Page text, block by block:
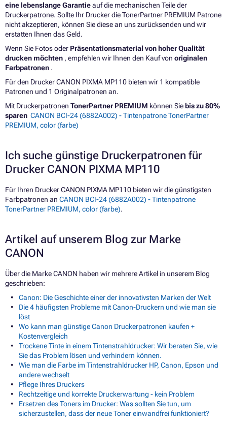
eine lebenslange Garantieauf die mechanischen Teile der
Druckerpatrone. Sollte Ihr Drucker die TonerPartner PREMIUM Patrone
nicht akzeptieren, können Sie diese an uns zurücksenden und wir
erstatten Ihnen das Geld.
Wenn Sie Fotos oder Präsentationsmaterial von hoher Qualität
drucken möchten , empfehlen wir Ihnen den Kauf von originalen
Farbpatronen .
Für den Drucker CANON PIXMA MP110 bieten wir 1 kompatible
Patronen und 1 Originalpatronen an.
Mit Druckerpatronen TonerPartner PREMIUM können Sie bis zu 80%
sparen CANON BCI-24 (6882A002) - Tintenpatrone TonerPartner
PREMIUM, color (farbe)
Ich suche günstige Druckerpatronen für
Drucker CANON PIXMA MP110
Für Ihren Drucker CANON PIXMA MP110 bieten wir die günstigsten
Farbpatronen an CANON BCI-24 (6882A002) - Tintenpatrone
TonerPartner PREMIUM, color (farbe).
Artikel auf unserem Blog zur Marke
CANON
Über die Marke CANON haben wir mehrere Artikel in unserem Blog
geschrieben:
Canon: Die Geschichte einer der innovativsten Marken der Welt
Die 4 häufigsten Probleme mit Canon-Druckern und wie man sie
löst
Wo kann man günstige Canon Druckerpatronen kaufen +
Kostenvergleich
Trockene Tinte in einem Tintenstrahldrucker: Wir beraten Sie, wie
Sie das Problem lösen und verhindern können.
Wie man die Farbe im Tintenstrahldrucker HP, Canon, Epson und
andere wechselt
Pflege Ihres Druckers
Rechtzeitige und korrekte Druckerwartung - kein Problem
Ersetzen des Toners im Drucker: Was sollten Sie tun, um
sicherzustellen, dass der neue Toner einwandfrei funktioniert?